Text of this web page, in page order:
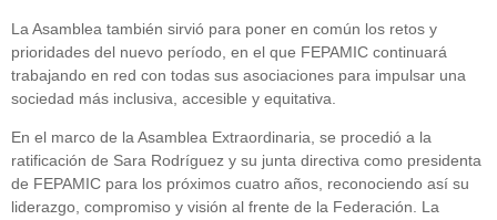
La Asamblea también sirvió para poner en común los retos y
prioridades del nuevo período, en el que FEPAMIC continuará
trabajando en red con todas sus asociaciones para impulsar una
sociedad más inclusiva, accesible y equitativa.
En el marco de la Asamblea Extraordinaria, se procedió a la
ratificación de Sara Rodríguez y su junta directiva como presidenta
de FEPAMIC para los próximos cuatro años, reconociendo así su
liderazgo, compromiso y visión al frente de la Federación. La